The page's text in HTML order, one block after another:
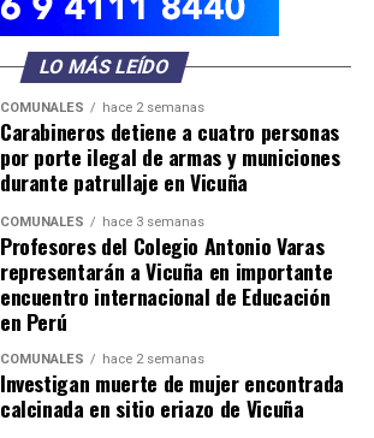
LO MÁS LEÍDO
COMUNALES hace 2 semanas
Carabineros detiene a cuatro personas
por porte ilegal de armas y municiones
durante patrullaje en Vicuña
COMUNALES hace 3 semanas
Profesores del Colegio Antonio Varas
representarán a Vicuña en importante
encuentro internacional de Educación
en Perú
COMUNALES hace 2 semanas
Investigan muerte de mujer encontrada
calcinada en sitio eriazo de Vicuña